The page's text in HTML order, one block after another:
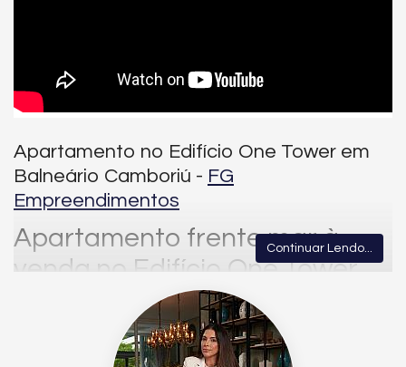
Apartamento no Edifício One Tower em
Balneário Camboriú - FG
Empreendimentos
Apartamento frente mar à
venda no Edifício One Tower
na Barra Sul em Balneário
Camboriú.
Reconhecido como o residencial mais alto da América Latina,
Continuar Lendo...